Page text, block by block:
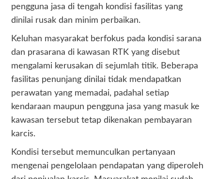
pengguna jasa di tengah kondisi fasilitas yang
dinilai rusak dan minim perbaikan.
Keluhan masyarakat berfokus pada kondisi sarana
dan prasarana di kawasan RTK yang disebut
mengalami kerusakan di sejumlah titik. Beberapa
fasilitas penunjang dinilai tidak mendapatkan
perawatan yang memadai, padahal setiap
kendaraan maupun pengguna jasa yang masuk ke
kawasan tersebut tetap dikenakan pembayaran
karcis.
Kondisi tersebut memunculkan pertanyaan
mengenai pengelolaan pendapatan yang diperoleh